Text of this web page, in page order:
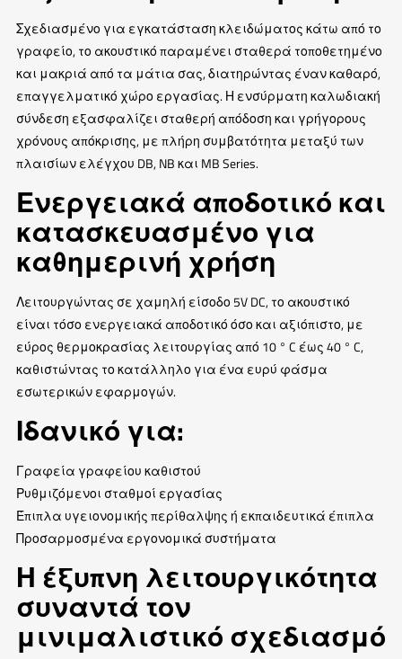
Σχεδιασμένο για εγκατάσταση κλειδώματος κάτω από το
γραφείο, το ακουστικό παραμένει σταθερά τοποθετημένο
και μακριά από τα μάτια σας, διατηρώντας έναν καθαρό,
επαγγελματικό χώρο εργασίας. Η ενσύρματη καλωδιακή
σύνδεση εξασφαλίζει σταθερή απόδοση και γρήγορους
χρόνους απόκρισης, με πλήρη συμβατότητα μεταξύ των
πλαισίων ελέγχου DB, NB και MB Series.
Ενεργειακά αποδοτικό και
κατασκευασμένο για
καθημερινή χρήση
Λειτουργώντας σε χαμηλή είσοδο 5V DC, το ακουστικό
είναι τόσο ενεργειακά αποδοτικό όσο και αξιόπιστο, με
εύρος θερμοκρασίας λειτουργίας από 10 ° C έως 40 ° C,
καθιστώντας το κατάλληλο για ένα ευρύ φάσμα
εσωτερικών εφαρμογών.
Ιδανικό για:
Γραφεία γραφείου καθιστού
Ρυθμιζόμενοι σταθμοί εργασίας
Έπιπλα υγειονομικής περίθαλψης ή εκπαιδευτικά έπιπλα
Προσαρμοσμένα εργονομικά συστήματα
Η έξυπνη λειτουργικότητα
συναντά τον
μινιμαλιστικό σχεδιασμό